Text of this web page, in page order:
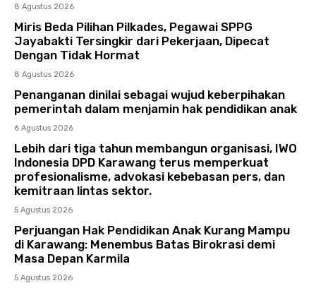
8 Agustus 2026
Miris Beda Pilihan Pilkades, Pegawai SPPG
Jayabakti Tersingkir dari Pekerjaan, Dipecat
Dengan Tidak Hormat
8 Agustus 2026
Penanganan dinilai sebagai wujud keberpihakan
pemerintah dalam menjamin hak pendidikan anak
6 Agustus 2026
Lebih dari tiga tahun membangun organisasi, IWO
Indonesia DPD Karawang terus memperkuat
profesionalisme, advokasi kebebasan pers, dan
kemitraan lintas sektor.
5 Agustus 2026
Perjuangan Hak Pendidikan Anak Kurang Mampu
di Karawang: Menembus Batas Birokrasi demi
Masa Depan Karmila
5 Agustus 2026